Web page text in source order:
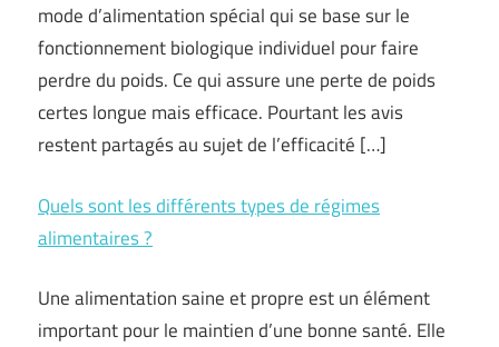
mode d’alimentation spécial qui se base sur le
fonctionnement biologique individuel pour faire
perdre du poids. Ce qui assure une perte de poids
certes longue mais efficace. Pourtant les avis
restent partagés au sujet de l’efficacité […]
Quels sont les différents types de régimes
alimentaires ?
Une alimentation saine et propre est un élément
important pour le maintien d’une bonne santé. Elle